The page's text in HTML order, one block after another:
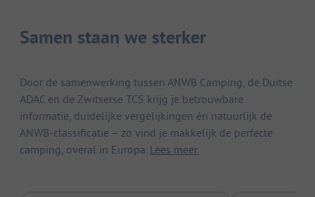
Samen staan we sterker
Door de samenwerking tussen ANWB Camping, de Duitse
ADAC en de Zwitserse TCS krijg je betrouwbare
informatie, duidelijke vergelijkingen én natuurlijk de
ANWB-classificatie – zo vind je makkelijk de perfecte
camping, overal in Europa. Lees meer.